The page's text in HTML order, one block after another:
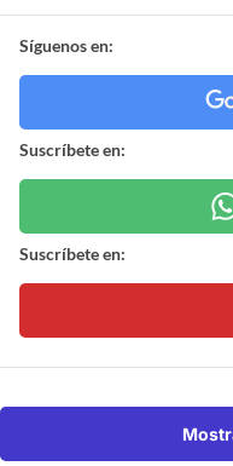
Síguenos en:
Suscríbete en:
Suscríbete en: